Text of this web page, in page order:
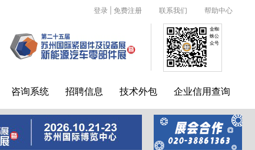
联系我们 帮助中心
登录 免费注册
咨询系统 招聘信息 技术外包 企业信用查询
金蜘
蛛公
众号